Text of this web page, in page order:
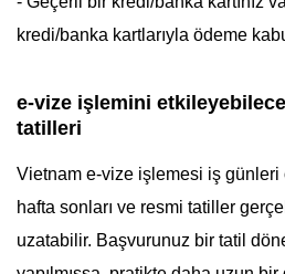
kredi/banka kartlarıyla ödeme
e-vize işlemini
tatilleri
Vietnam e-vize işlemesi iş günleri
hafta sonları ve resmi tatiller
uzatabilir. Başvurunuz bir tatil